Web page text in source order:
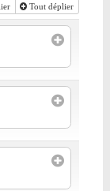
Tout déplier